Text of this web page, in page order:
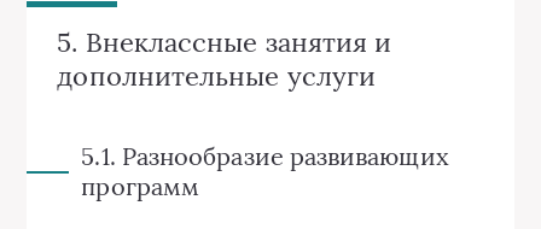
5. Внеклассные занятия и
дополнительные услуги
5.1. Разнообразие развивающих
программ